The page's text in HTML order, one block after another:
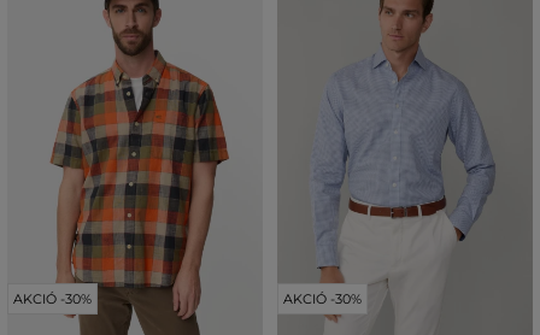
AKCIÓ -30% AKCIÓ -30%